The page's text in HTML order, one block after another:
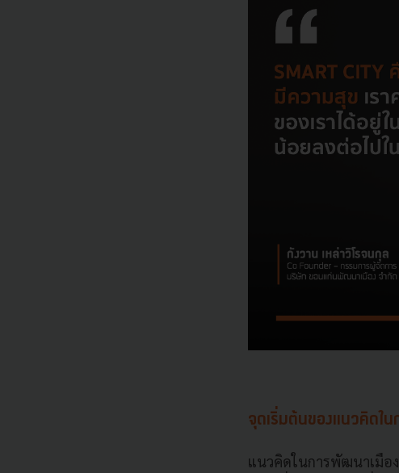
จุดเริ่มต้นของแนวคิด
แนวคิดในการพัฒนาเมือ